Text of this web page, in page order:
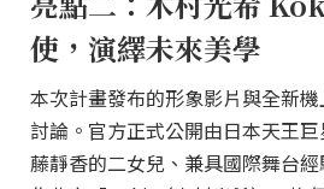
使，演繹未來美學
本次計畫發布的形象影片與全新
討論。官方正式公開由日本天王
藤靜香的二女兒、兼具國際舞台